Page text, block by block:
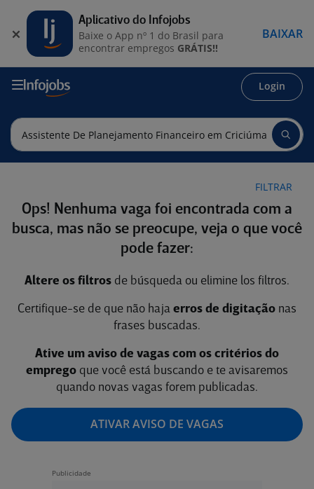
Login
FILTRAR
Ops! Nenhuma vaga foi encontrada com a
busca, mas não se preocupe, veja o que você
pode fazer:
Altere os filtros de búsqueda ou elimine los filtros.
Certifique-se de que não haja erros de digitação nas
frases buscadas.
Ative um aviso de vagas com os critérios do
emprego que você está buscando e te avisaremos
quando novas vagas forem publicadas.
ATIVAR AVISO DE VAGAS
Aplicativo do Infojobs
Baixe o App nº 1 do Brasil para
encontrar empregos GRÁTIS!!
BAIXAR